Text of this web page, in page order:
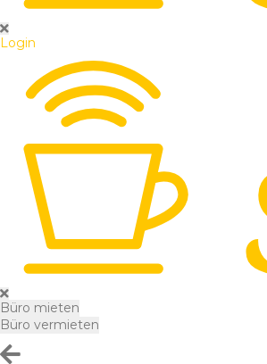
Login
Büro mieten
Büro vermieten